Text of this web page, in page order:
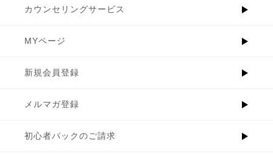
カウンセリングサービス
MYページ
新規会員登録
メルマガ登録
初心者パックのご請求